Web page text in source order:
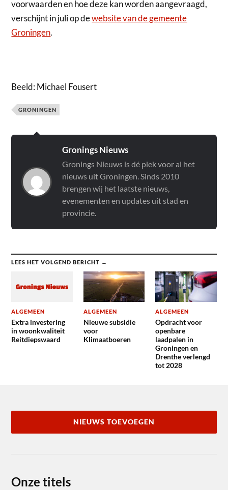
voorwaarden en hoe deze kan worden aangevraagd,
verschijnt in juli op dewebsite van de gemeente
Groningen.
Beeld: Michael Fousert
GRONINGEN
Gronings Nieuws
Gronings Nieuws is dé plek voor al het
nieuws uit Groningen. Sinds 2010
brengen wij het laatste nieuws,
evenementen en updates uit stad en
provincie.
LEES HET VOLGEND BERICHT →
ALGEMEEN
Extra investering
in woonkwaliteit
Reitdiepswaard
ALGEMEEN
Nieuwe subsidie
voor
Klimaatboeren
ALGEMEEN
Opdracht voor
openbare
laadpalen in
Groningen en
Drenthe verlengd
tot 2028
NIEUWS TOEVOEGEN
Onze titels